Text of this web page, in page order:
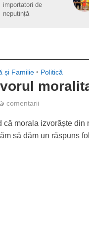
importatori de
neputință
și Familie • Politică
comentarii
că morala izvorăște din
să dăm un răspuns